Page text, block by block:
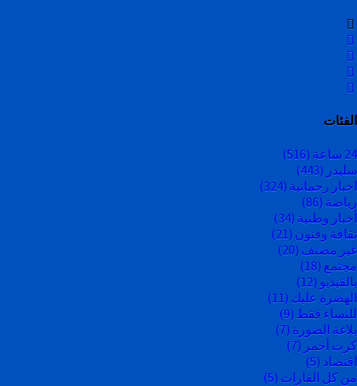
الفئات
24 ساعة
(516)
سليدر (443)
اخبار رحمانية (324)
رياضة (86)
أخبار وطنية (34)
ثقافة وفنون (21)
غير مصنف (20)
مجتمع (18)
بالفيديو (12)
الهضرة عليك (11)
للنساء فقط (9)
بلاغة الصورة (7)
كرت أحمر (7)
اقتصاد (5)
من كل القارات (5)